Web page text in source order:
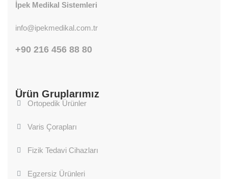
İpek Medikal Sistemleri
info@ipekmedikal.com.tr
+90 216 456 88 80
Ürün Gruplarımız
Ortopedik Ürünler
Varis Çorapları
Fizik Tedavi Cihazları
Egzersiz Ürünleri